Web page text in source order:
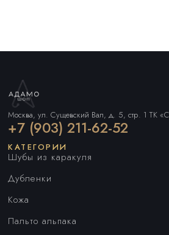
Москва, ул. Сущевский Вал, д. 5, стр. 1 ТК
+7 (903) 211-62-52
КАТЕГОРИИ
Шубы из каракуля
Дубленки
Кожа
Пальто альпака